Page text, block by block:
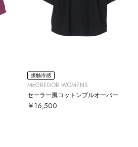
接触冷感
McGREGOR WOMENS
セーラー風コットンプルオーバー
￥16,500